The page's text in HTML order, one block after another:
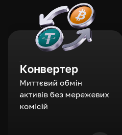
Конвертер
Миттєвий обмін
активів без мережевих
комісій